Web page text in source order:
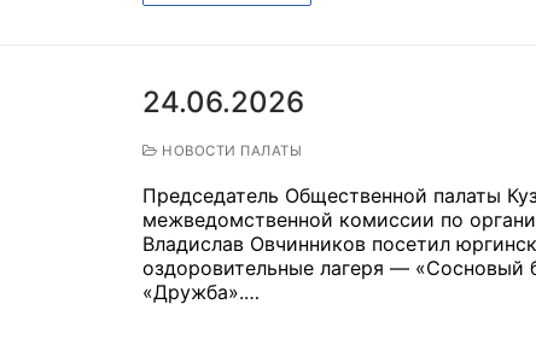
24.06.2026
НОВОСТИ ПАЛАТЫ
Председатель Общественной палаты
межведомственной комиссии по
Владислав Овчинников посетил
оздоровительные лагеря — «Сосновый
«Дружба».…